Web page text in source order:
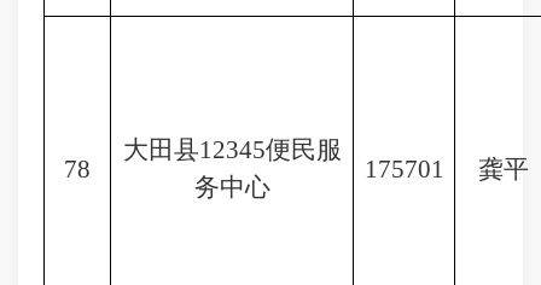
78
大田县12345便民服
务中心
175701 龚平